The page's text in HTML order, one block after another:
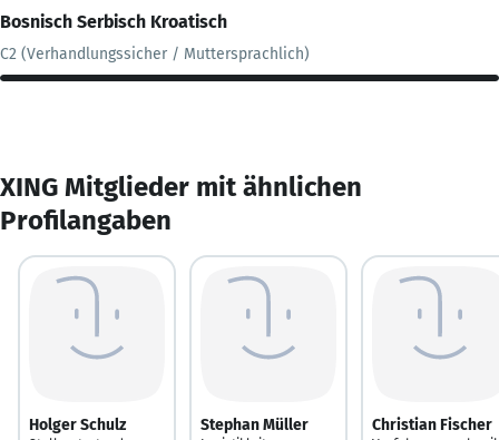
Bosnisch Serbisch Kroatisch
C2 (Verhandlungssicher / Muttersprachlich)
XING Mitglieder mit ähnlichen
Profilangaben
Holger Schulz Stephan Müller Christian Fischer